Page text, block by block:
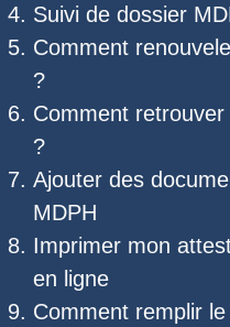
Suivi de dossier
Comment
?
Comment retrouver
?
Ajouter des
MDPH
Imprimer mon
en ligne
Comment remplir le